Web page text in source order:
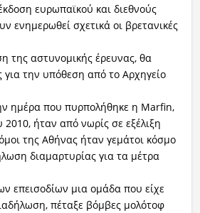
ευρωπαϊκού και διεθνούς
ενημερωθεί σχετικά οι βρετανικές
της αστυνομικής έρευνας, θα
για την υπόθεση από το Αρχηγείο
ημέρα που πυρπολήθηκε η Marfin,
ήταν από νωρίς σε εξέλιξη
της Αθήνας ήταν γεμάτοι κόσμο
διαμαρτυρίας για τα μέτρα
επεισοδίων μια ομάδα που είχε
πέταξε βόμβες μολότοφ